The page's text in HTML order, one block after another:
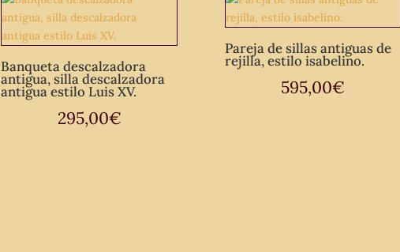
Banqueta descalzadora
antigua, silla descalzadora
antigua estilo Luis XV.
295,00€
Pareja de sillas antiguas de
rejilla, estilo isabelino.
595,00€